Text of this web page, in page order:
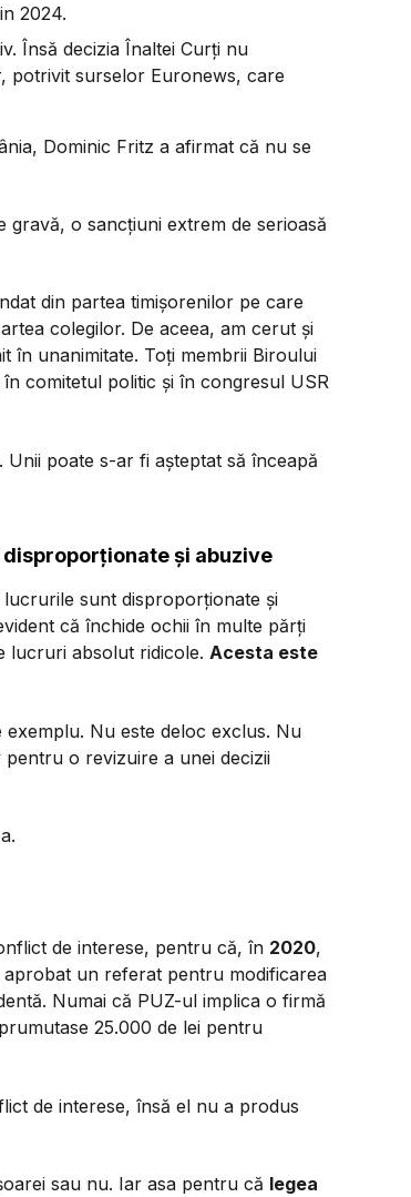
2024.
Însă decizia Înaltei Curți nu
potrivit surselor Euronews, care
Dominic Fritz a afirmat că nu se
gravă, o sancțiuni extrem de serioasă
din partea timișorenilor pe care
colegilor. De aceea, am cerut și
în unanimitate. Toți membrii Biroului
comitetul politic și în congresul USR
poate s-ar fi așteptat să înceapă
și abuzive
sunt disproporționate și
că închide ochii în multe părți
lucruri absolut ridicole. Acesta este
Nu este deloc exclus. Nu
pentru o revizuire a unei decizii
de interese, pentru că, în 2020,
un referat pentru modificarea
Numai că PUZ-ul implica o firmă
25.000 de lei pentru
de interese, însă el nu a produs
sau nu. Iar asa pentru că legea